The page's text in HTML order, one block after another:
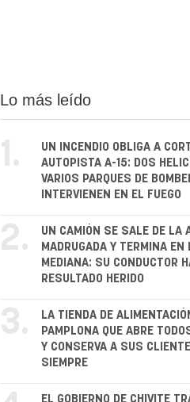
Lo más leído
1.
UN INCENDIO OBLIGA A
AUTOPISTA A-15: DOS
VARIOS PARQUES DE
INTERVIENEN EN EL FUEGO
2.
UN CAMIÓN SE SALE DE LA
MADRUGADA Y TERMINA EN
MEDIANA: SU CONDUCTOR
RESULTADO HERIDO
3.
LA TIENDA DE
PAMPLONA QUE ABRE
Y CONSERVA A SUS
SIEMPRE
EL GOBIERNO DE CHIVITE